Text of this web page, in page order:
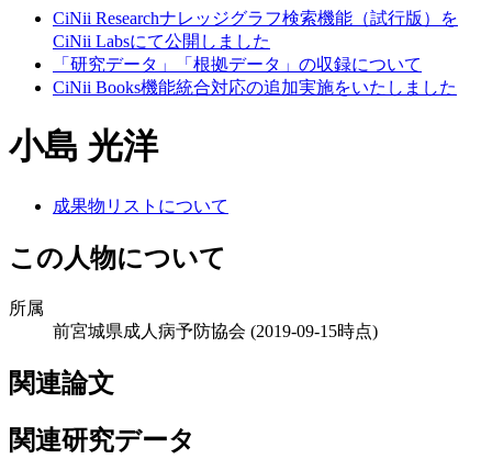
CiNii Researchナレッジグラフ検索機能（試行版）を
CiNii Labsにて公開しました
「研究データ」「根拠データ」の収録について
CiNii Books機能統合対応の追加実施をいたしました
小島 光洋
成果物リストについて
この人物について
所属
前宮城県成人病予防協会 (2019-09-15時点)
関連論文
関連研究データ